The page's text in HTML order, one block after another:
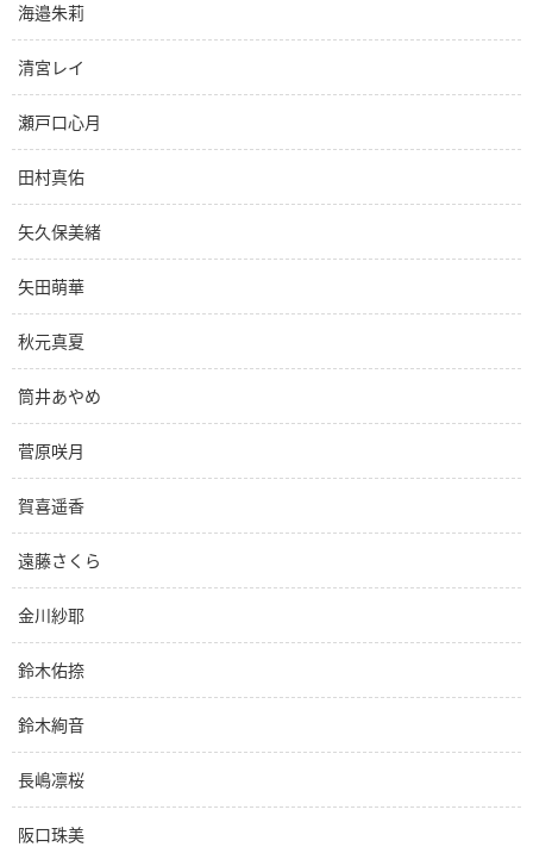
海邉朱莉
清宮レイ
瀬戸口心月
田村真佑
矢久保美緒
矢田萌華
秋元真夏
筒井あやめ
菅原咲月
賀喜遥香
遠藤さくら
金川紗耶
鈴木佑捺
鈴木絢音
長嶋凛桜
阪口珠美